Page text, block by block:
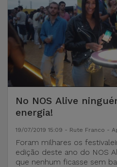
No NOS Alive
energia!
19/07/2019 15:09 - Rute Franco -
Foram milhares os
edição deste ano do NOS
que nenhum ficasse sem